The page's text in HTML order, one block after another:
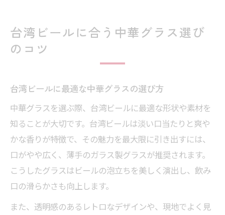
台湾ビールに合う中華グラス選び
のコツ
台湾ビールに最適な中華グラスの選び方
中華グラスを選ぶ際、台湾ビールに最適な形状や素材を
知ることが大切です。台湾ビールは淡い口当たりと爽や
かな香りが特徴で、その魅力を最大限に引き出すには、
口がやや広く、薄手のガラス製グラスが推奨されます。
こうしたグラスはビールの泡立ちを美しく演出し、飲み
口の滑らかさも向上します。
また、透明感のあるレトロなデザインや、現地でよく見